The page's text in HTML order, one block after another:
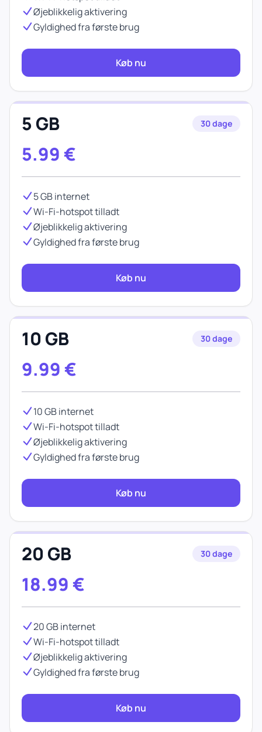
Øjeblikkelig aktivering
Gyldighed fra første brug
Køb nu
5 GB 30 dage
5.99 €
5 GB internet
Wi-Fi-hotspot tilladt
Øjeblikkelig aktivering
Gyldighed fra første brug
Køb nu
10 GB 30 dage
9.99 €
10 GB internet
Wi-Fi-hotspot tilladt
Øjeblikkelig aktivering
Gyldighed fra første brug
Køb nu
20 GB 30 dage
18.99 €
20 GB internet
Wi-Fi-hotspot tilladt
Øjeblikkelig aktivering
Gyldighed fra første brug
Køb nu